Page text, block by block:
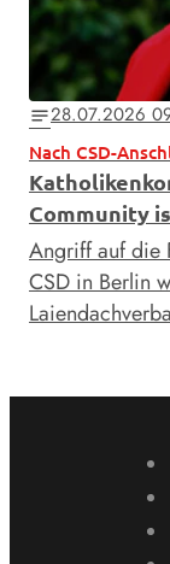
notes28.07.2026
Nach CSD-
Community
Angriff auf die
CSD in Berlin